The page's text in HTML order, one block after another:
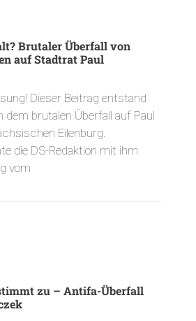
Brutaler Überfall von
auf Stadtrat Paul
Dieser Beitrag entstand
dem brutalen Überfall auf Paul
Eilenburg.
die DS-Redaktion mit ihm
vom
zu – Antifa-Überfall